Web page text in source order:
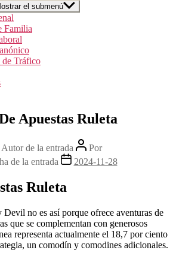
el submenú
Familia
de Tráfico
Apuestas Ruleta
Autor de la entrada
Por
de la entrada
2024-11-28
Ruleta
no es así porque ofrece aventuras de
que se complementan con generosos
representa actualmente el 18,7 por ciento
un comodín y comodines adicionales.